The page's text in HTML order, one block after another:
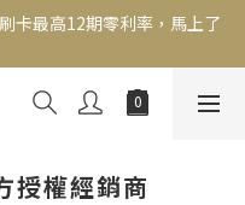
卡最高12期零利率，馬上了
卡最高12期零利率，馬上了
分期，輕鬆打包
權經銷商